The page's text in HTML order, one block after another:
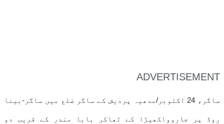
ADVERTISEMENT
ساگر، 24 اکتوبر/مدھیہ پردیش کے ساگر ضلع میں ساگر-بینا
روڈ پر جاروواکھیڑا کے ٹھاکر بابا مندر کے قریب دو